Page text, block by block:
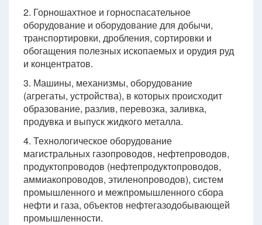
2. Горношахтное и горноспасательное
оборудование и оборудование для добычи,
транспортировки, дробления, сортировки и
обогащения полезных ископаемых и орудия руд
и концентратов.
3. Машины, механизмы, оборудование
(агрегаты, устройства), в которых происходит
образование, разлив, перевозка, заливка,
продувка и выпуск жидкого металла.
4. Технологическое оборудование
магистральных газопроводов, нефтепроводов,
продуктопроводов (нефтепродуктопроводов,
аммиакопроводов, этиленопроводов), систем
промышленного и межпромышленного сбора
нефти и газа, объектов нефтегазодобывающей
промышленности.